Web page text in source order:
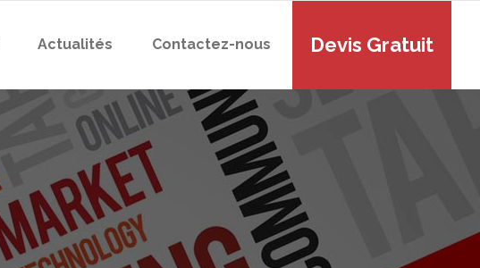
Actualités Contactez-nous Devis Gratuit